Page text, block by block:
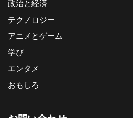
政治と経済
テクノロジー
アニメとゲーム
学び
エンタメ
おもしろ